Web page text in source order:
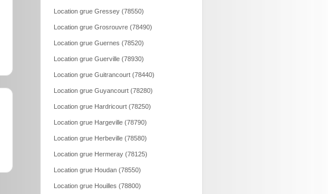
Location grue Gressey (78550)
Location grue Grosrouvre (78490)
Location grue Guernes (78520)
Location grue Guerville (78930)
Location grue Guitrancourt (78440)
Location grue Guyancourt (78280)
Location grue Hardricourt (78250)
Location grue Hargeville (78790)
Location grue Herbeville (78580)
Location grue Hermeray (78125)
Location grue Houdan (78550)
Location grue Houilles (78800)